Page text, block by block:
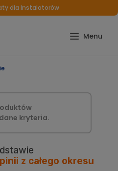
dla Instalatorów
kryteria.
z całego okresu